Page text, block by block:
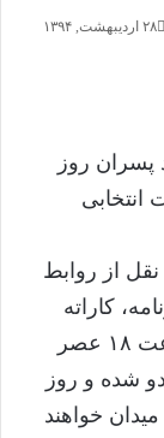
۲۸ اردیبهشت, ۱۳۹۴
پسران روز
انتخابی
نقل از روابط
کاراته
کاهای رده سنی نوجوانان و جوانان ساعت ۱۸ عصر
اردو شده و روز
خواهند